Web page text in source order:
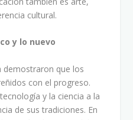
cultural.
y lo nuevo
demostraron que los
con el progreso.
y la ciencia a la
de sus tradiciones. En